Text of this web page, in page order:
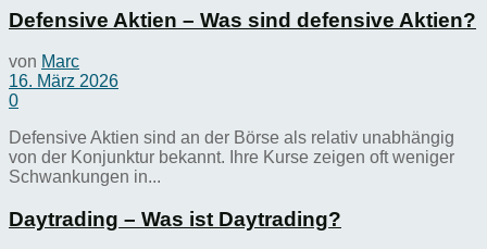
Defensive Aktien – Was sind defensive Aktien?
von Marc
16. März 2026
0
Defensive Aktien sind an der Börse als relativ unabhängig
von der Konjunktur bekannt. Ihre Kurse zeigen oft weniger
Schwankungen in...
Daytrading – Was ist Daytrading?